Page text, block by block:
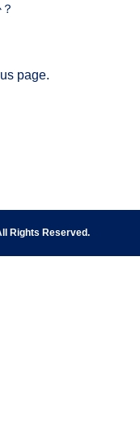
page.
Rights Reserved.